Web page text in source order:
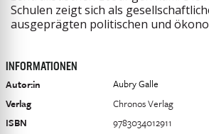
Schulen zeigt sich als
ausgeprägten politischen und
INFORMATIONEN
Autor:in
Aubry Galle
Verlag
Chronos Verlag
ISBN
9783034012911